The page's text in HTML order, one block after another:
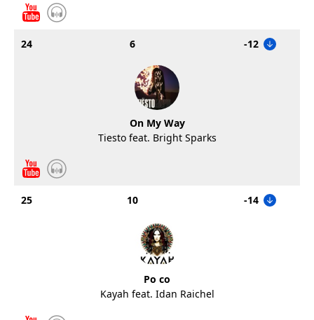
24 6 -12
On My Way
Tiesto feat. Bright Sparks
25 10 -14
Po co
Kayah feat. Idan Raichel